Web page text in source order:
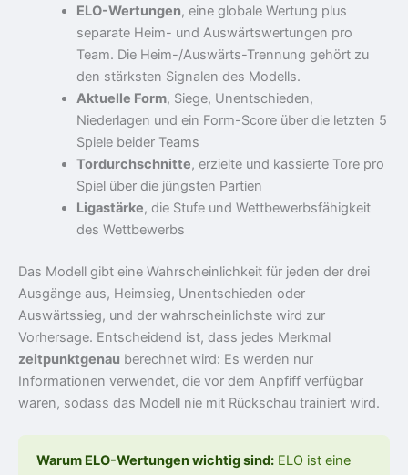
ELO-Wertungen, eine globale Wertung plus
separate Heim- und Auswärtswertungen pro
Team. Die Heim-/Auswärts-Trennung gehört zu
den stärksten Signalen des Modells.
Aktuelle Form, Siege, Unentschieden,
Niederlagen und ein Form-Score über die letzten 5
Spiele beider Teams
Tordurchschnitte, erzielte und kassierte Tore pro
Spiel über die jüngsten Partien
Ligastärke, die Stufe und Wettbewerbsfähigkeit
des Wettbewerbs
Das Modell gibt eine Wahrscheinlichkeit für jeden der drei
Ausgänge aus, Heimsieg, Unentschieden oder
Auswärtssieg, und der wahrscheinlichste wird zur
Vorhersage. Entscheidend ist, dass jedes Merkmal
zeitpunktgenau berechnet wird: Es werden nur
Informationen verwendet, die vor dem Anpfiff verfügbar
waren, sodass das Modell nie mit Rückschau trainiert wird.
Warum ELO-Wertungen wichtig sind: ELO ist eine